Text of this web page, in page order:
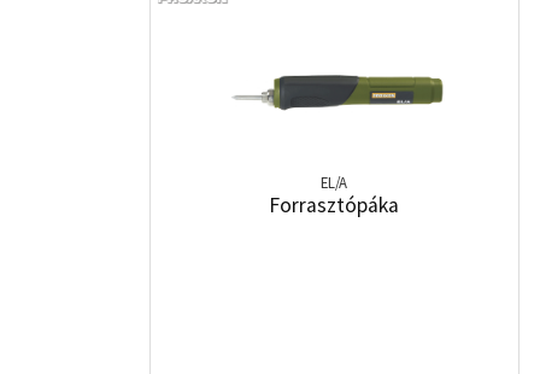
EL/A
Forrasztópáka